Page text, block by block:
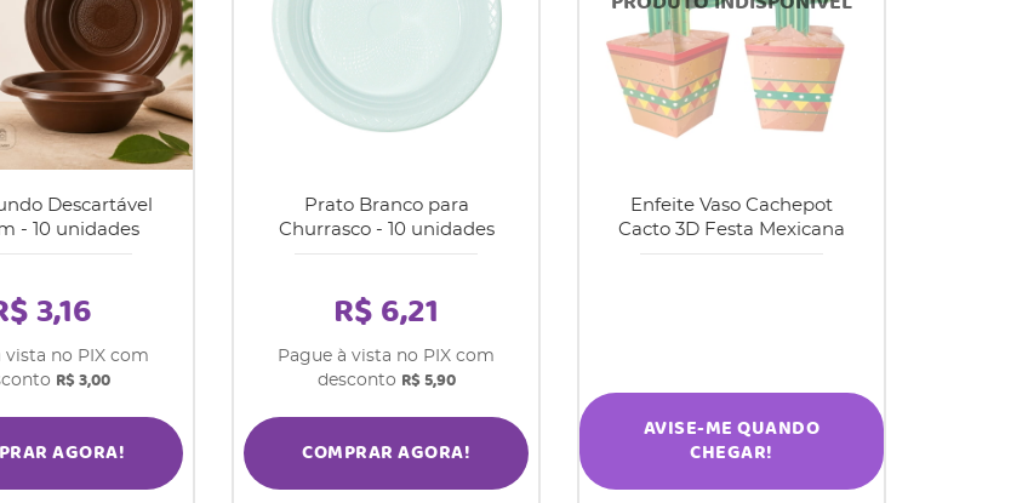
Descartável
- 10 unidades
3,16
vista no PIX com
R$ 3,00
AGORA!
Prato Branco para
Churrasco - 10 unidades
R$ 6,21
Pague à vista no PIX com
desconto R$ 5,90
COMPRAR AGORA!
Enfeite Vaso Cachepot
Cacto 3D Festa Mexicana
AVISE-ME QUANDO
CHEGAR!